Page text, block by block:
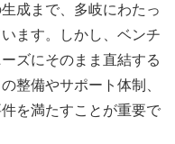
成まで、多岐にわたっ
ます。しかし、ベンチ
ズにそのまま直結する
整備やサポート体制、
を満たすことが重要で